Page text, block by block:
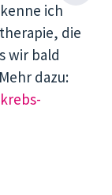
ich
die
wir bald
dazu: